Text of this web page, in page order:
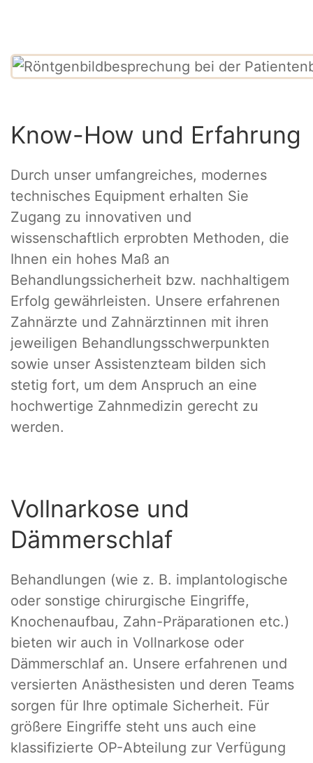
Know-How und Erfahrung
Durch unser umfangreiches, modernes
technisches Equipment erhalten Sie
Zugang zu innovativen und
wissenschaftlich erprobten Methoden, die
Ihnen ein hohes Maß an
Behandlungssicherheit bzw. nachhaltigem
Erfolg gewährleisten. Unsere erfahrenen
Zahnärzte und Zahnärztinnen mit ihren
jeweiligen Behandlungsschwerpunkten
sowie unser Assistenzteam bilden sich
stetig fort, um dem Anspruch an eine
hochwertige Zahnmedizin gerecht zu
werden.
Vollnarkose und
Dämmerschlaf
Behandlungen (wie z. B. implantologische
oder sonstige chirurgische Eingriffe,
Knochenaufbau, Zahn-Präparationen etc.)
bieten wir auch in Vollnarkose oder
Dämmerschlaf an. Unsere erfahrenen und
versierten Anästhesisten und deren Teams
sorgen für Ihre optimale Sicherheit. Für
größere Eingriffe steht uns auch eine
klassifizierte OP-Abteilung zur Verfügung